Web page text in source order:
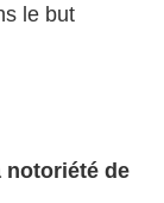
le but
notoriété de